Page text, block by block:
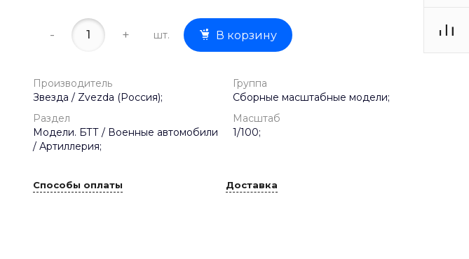
- + шт. В корзину
Производитель
Звезда / Zvezda (Россия);
Группа
Сборные масштабные модели;
Раздел
Модели. БТТ / Военные автомобили
/ Артиллерия;
Масштаб
1/100;
Способы оплаты Доставка